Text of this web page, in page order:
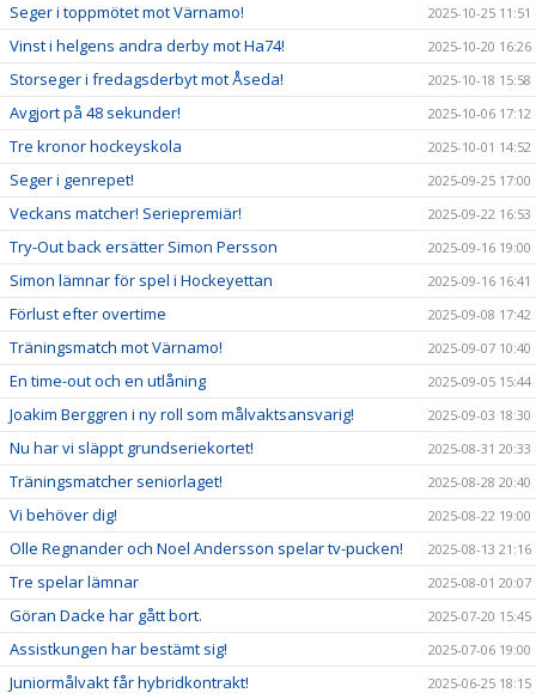
Seger i toppmötet mot Värnamo! 2025-10-25 11:51
Vinst i helgens andra derby mot Ha74! 2025-10-20 16:26
Storseger i fredagsderbyt mot Åseda! 2025-10-18 15:58
Avgjort på 48 sekunder! 2025-10-06 17:12
Tre kronor hockeyskola 2025-10-01 14:52
Seger i genrepet! 2025-09-25 17:00
Veckans matcher! Seriepremiär! 2025-09-22 16:53
Try-Out back ersätter Simon Persson 2025-09-16 19:00
Simon lämnar för spel i Hockeyettan 2025-09-16 16:41
Förlust efter overtime 2025-09-08 17:42
Träningsmatch mot Värnamo! 2025-09-07 10:40
En time-out och en utlåning 2025-09-05 15:44
Joakim Berggren i ny roll som målvaktsansvarig! 2025-09-03 18:30
Nu har vi släppt grundseriekortet! 2025-08-31 20:33
Träningsmatcher seniorlaget! 2025-08-28 20:40
Vi behöver dig! 2025-08-22 19:00
Olle Regnander och Noel Andersson spelar tv-pucken! 2025-08-13 21:16
Tre spelar lämnar 2025-08-01 20:07
Göran Dacke har gått bort. 2025-07-20 15:45
Assistkungen har bestämt sig! 2025-07-06 19:00
Juniormålvakt får hybridkontrakt! 2025-06-25 18:15